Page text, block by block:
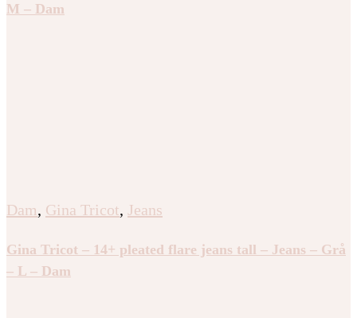
M – Dam
Dam, Gina Tricot, Jeans
Gina Tricot – 14+ pleated flare jeans tall – Jeans – Grå
– L – Dam